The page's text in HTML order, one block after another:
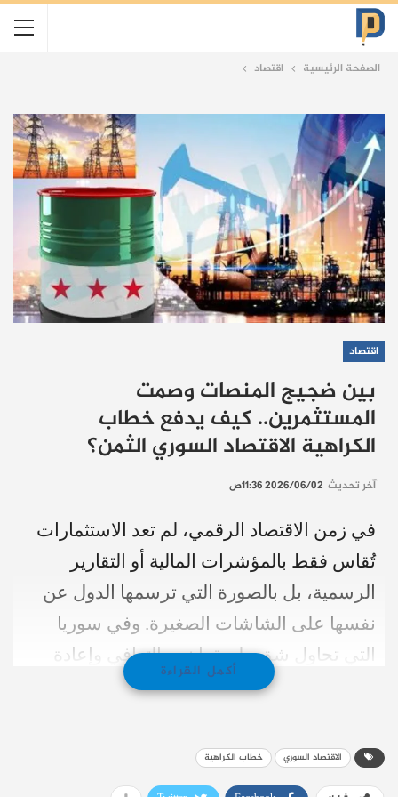
الصفحة الرئيسية اقتصاد
اقتصاد
بين ضجيج المنصات وصمت
المستثمرين.. كيف يدفع خطاب
الكراهية الاقتصاد السوري الثمن؟
آخر تحديث 2026/06/02 11:36ص
في زمن الاقتصاد الرقمي، لم تعد الاستثمارات
تُقاس فقط بالمؤشرات المالية أو التقارير
الرسمية، بل بالصورة التي ترسمها الدول عن
نفسها على الشاشات الصغيرة. وفي سوريا
التي تحاول شق طريقها نحو التعافي وإعادة
الإعمار، تبدو معركة الثقة اليوم أكثر تعقيداً من
على منصات التواصل الاجتماعي، تتصاعد
أكمل القراءة
الاقتصاد السوري خطاب الكراهية